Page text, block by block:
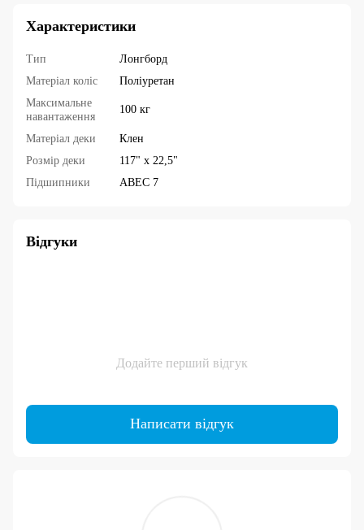
Характеристики
Тип
Лонгборд
Матеріал коліс
Поліуретан
Максимальне
навантаження
100 кг
Матеріал деки
Клен
Розмір деки
117" x 22,5"
Підшипники
ABEC 7
Відгуки
Додайте перший відгук
Написати відгук